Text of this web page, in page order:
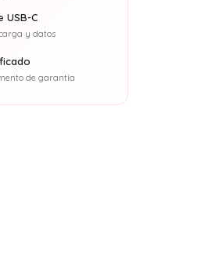
USB-C
y datos
de garantía